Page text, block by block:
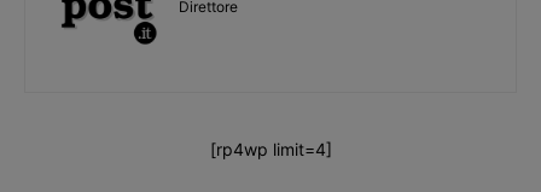
Direttore
[rp4wp limit=4]